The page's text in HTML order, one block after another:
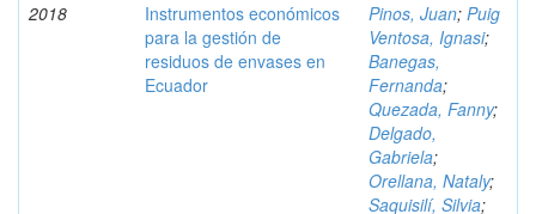
2018
Instrumentos económicos
para la gestión de
residuos de envases en
Ecuador
Pinos, Juan; Puig
Ventosa, Ignasi;
Banegas,
Fernanda;
Quezada, Fanny;
Delgado,
Gabriela;
Orellana, Nataly;
Saquisilí, Silvia;